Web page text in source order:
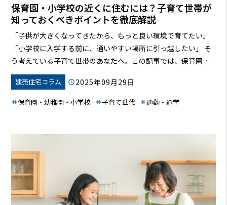
保育園・小学校の近くに住むには？子育て世帯が
知っておくべきポイントを徹底解説
「子供が大きくなってきたから、もっと良い環境で育てたい」
「小学校に入学する前に、通いやすい場所に引っ越したい」 そ
う考えている子育て世帯のあなたへ。この記事では、保育園・
小学校の近くに住むために必要な情報を、豊富な事例と共にお
届けします。子供たちが安全に、そして笑顔で通える場所を見
つけましょう！
建売住宅コラム 2025年09月29日
保育園・幼稚園・小学校 子育て世代 通勤・通学